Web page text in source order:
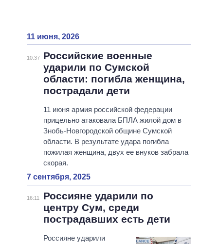
11 июня, 2026
10:37
Российские военные
ударили по Сумской
области: погибла женщина,
пострадали дети
11 июня армия российской федерации
прицельно атаковала БПЛА жилой дом в
Знобь-Новгородской общине Сумской
области. В результате удара погибла
пожилая женщина, двух ее внуков забрала
скорая.
7 сентября, 2025
16:11
Россияне ударили по
центру Сум, среди
пострадавших есть дети
Россияне ударили